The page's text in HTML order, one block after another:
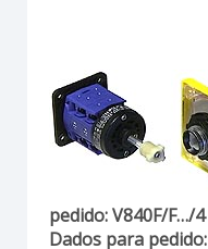
pedido:V840F/F…/4
Dados para pedido: